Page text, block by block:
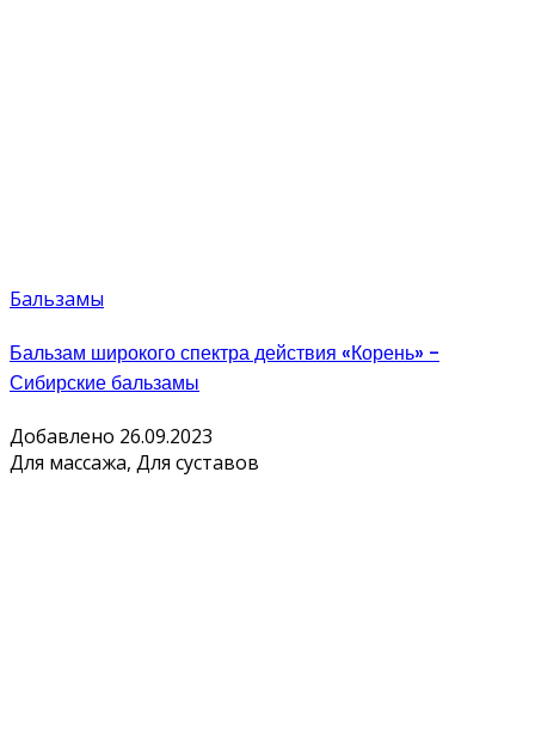
Бальзамы
Бальзам широкого спектра действия «Корень» -
Сибирские бальзамы
Добавлено 26.09.2023
Для массажа, Для суставов